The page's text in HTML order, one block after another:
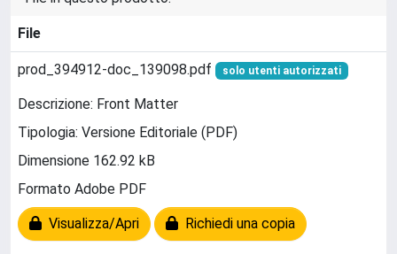
File
prod_394912-doc_139098.pdf solo utenti autorizzati
Descrizione: Front Matter
Tipologia: Versione Editoriale (PDF)
Dimensione 162.92 kB
Formato Adobe PDF
Visualizza/Apri Richiedi una copia